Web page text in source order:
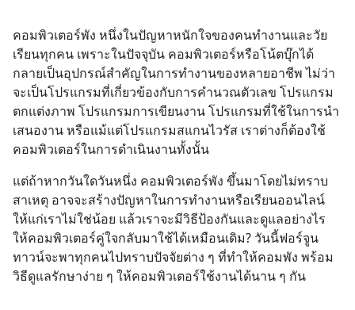
คอมพิวเตอร์พัง หนึ่งในปัญหาหนักใจของคนทำงานและวัย
เรียนทุกคน เพราะในปัจจุบัน คอมพิวเตอร์หรือโน้ตบุ๊กได้
กลายเป็นอุปกรณ์สำคัญในการทำงานของหลายอาชีพ ไม่ว่า
จะเป็นโปรแกรมที่เกี่ยวข้องกับการคำนวณตัวเลข โปรแกรม
ตกแต่งภาพ โปรแกรมการเขียนงาน โปรแกรมที่ใช้ในการนำ
เสนองาน หรือแม้แต่โปรแกรมสแกนไวรัส เราต่างก็ต้องใช้
คอมพิวเตอร์ในการดำเนินงานทั้งนั้น
แต่ถ้าหากวันใดวันหนึ่ง คอมพิวเตอร์พัง ขึ้นมาโดยไม่ทราบ
สาเหตุ อาจจะสร้างปัญหาในการทำงานหรือเรียนออนไลน์
ให้แก่เราไม่ใช่น้อย แล้วเราจะมีวิธีป้องกันและดูแลอย่างไร
ให้คอมพิวเตอร์คู่ใจกลับมาใช้ได้เหมือนเดิม? วันนี้ฟอร์จูน
ทาวน์จะพาทุกคนไปทราบปัจจัยต่าง ๆ ที่ทำให้คอมพัง พร้อม
วิธีดูแลรักษาง่าย ๆ ให้คอมพิวเตอร์ใช้งานได้นาน ๆ กัน